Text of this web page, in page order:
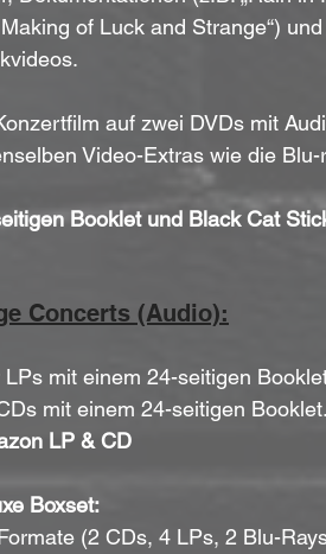
of Luck and Strange“)
auf zwei DVDs mit
Video-Extras wie die Blu-
Booklet und Black Cat
Concerts (Audio):
mit einem 24-seitigen
mit einem 24-seitigen
LP & CD
Boxset:
(2 CDs, 4 LPs, 2 Blu-